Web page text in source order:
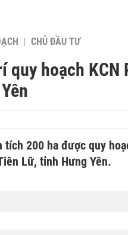
CHỦ ĐẦU TƯ
quy hoạch KCN
tích 200 ha được quy
Lữ, tỉnh Hưng Yên.